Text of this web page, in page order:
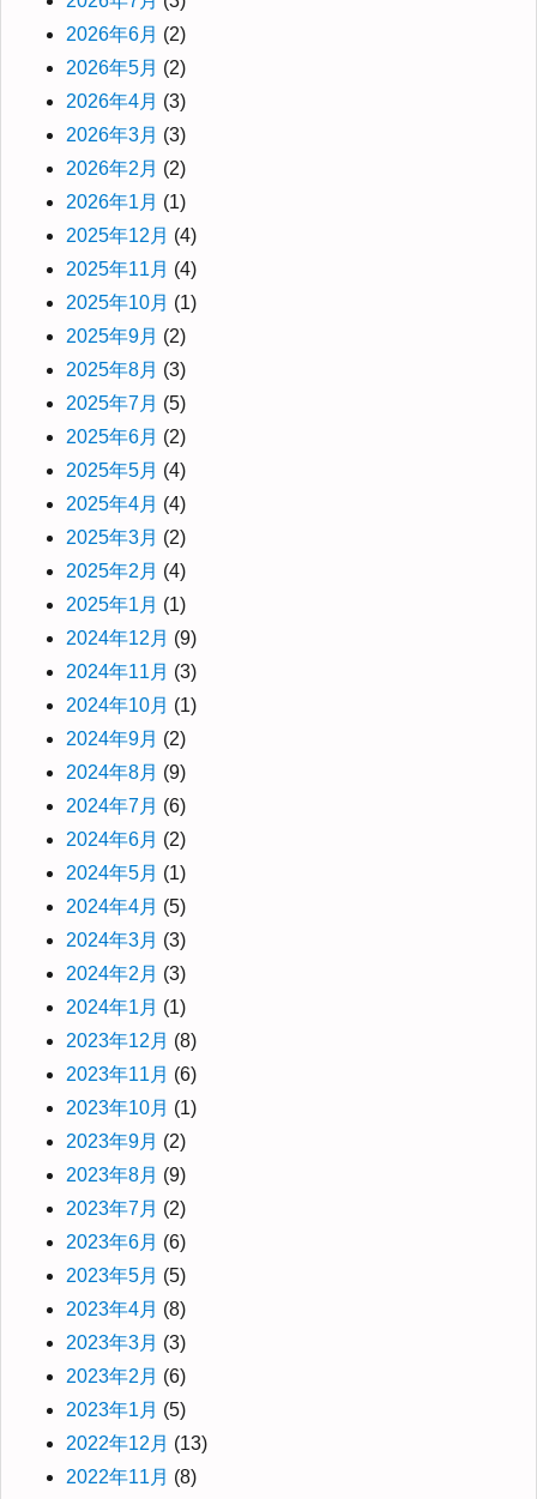
2026年6月 (2)
2026年5月 (2)
2026年4月 (3)
2026年3月 (3)
2026年2月 (2)
2026年1月 (1)
2025年12月 (4)
2025年11月 (4)
2025年10月 (1)
2025年9月 (2)
2025年8月 (3)
2025年7月 (5)
2025年6月 (2)
2025年5月 (4)
2025年4月 (4)
2025年3月 (2)
2025年2月 (4)
2025年1月 (1)
2024年12月 (9)
2024年11月 (3)
2024年10月 (1)
2024年9月 (2)
2024年8月 (9)
2024年7月 (6)
2024年6月 (2)
2024年5月 (1)
2024年4月 (5)
2024年3月 (3)
2024年2月 (3)
2024年1月 (1)
2023年12月 (8)
2023年11月 (6)
2023年10月 (1)
2023年9月 (2)
2023年8月 (9)
2023年7月 (2)
2023年6月 (6)
2023年5月 (5)
2023年4月 (8)
2023年3月 (3)
2023年2月 (6)
2023年1月 (5)
2022年12月 (13)
2022年11月 (8)